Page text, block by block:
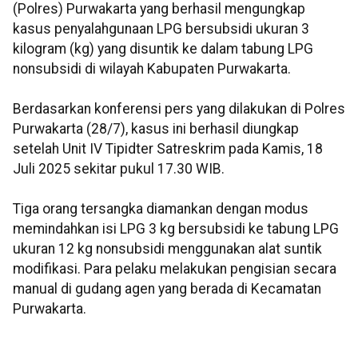
(Polres) Purwakarta yang berhasil mengungkap
kasus penyalahgunaan LPG bersubsidi ukuran 3
kilogram (kg) yang disuntik ke dalam tabung LPG
nonsubsidi di wilayah Kabupaten Purwakarta.
Berdasarkan konferensi pers yang dilakukan di Polres
Purwakarta (28/7), kasus ini berhasil diungkap
setelah Unit IV Tipidter Satreskrim pada Kamis, 18
Juli 2025 sekitar pukul 17.30 WIB.
Tiga orang tersangka diamankan dengan modus
memindahkan isi LPG 3 kg bersubsidi ke tabung LPG
ukuran 12 kg nonsubsidi menggunakan alat suntik
modifikasi. Para pelaku melakukan pengisian secara
manual di gudang agen yang berada di Kecamatan
Purwakarta.